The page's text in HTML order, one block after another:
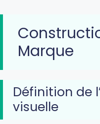
Marque
Définition de
visuelle